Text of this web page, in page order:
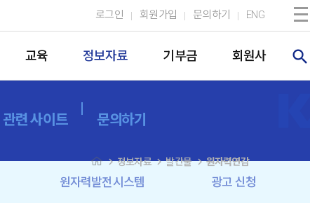
로그인 회원가입 문의하기 ENG
교육 정보자료 기부금 회원사 search
관련 사이트 문의하기
원자력발전시스템 광고 신청
navigate_next정보자료navigate_next발간물navigate_next원자력연감